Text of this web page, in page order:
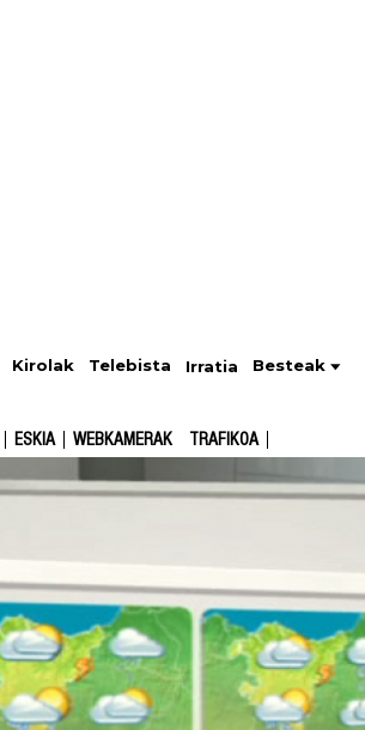
Kirolak Telebista Irratia Besteak
ESKIA WEBKAMERAK TRAFIKOA